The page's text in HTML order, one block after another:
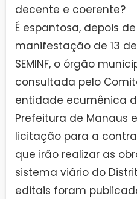
decente e coerente?
É espantosa, depois
manifestação de 13
SEMINF, o órgão
consultada pelo
entidade ecumênica
Prefeitura de Manaus
licitação para a
que irão realizar as
sistema viário do
editais foram